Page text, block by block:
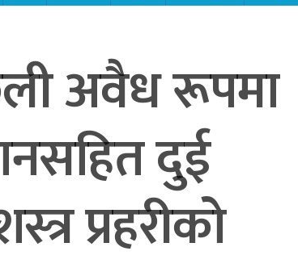
अवैध रूपमा
दुई
प्रहरीको